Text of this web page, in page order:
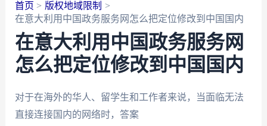
首页
版权地域限制
在意大利用中国政务服务网怎么把定位修改到中国国内
在意大利用中国政务服务网
怎么把定位修改到中国国内
对于在海外的华人、留学生和工作者来说，当面临无法
直接连接国内的网络时，答案